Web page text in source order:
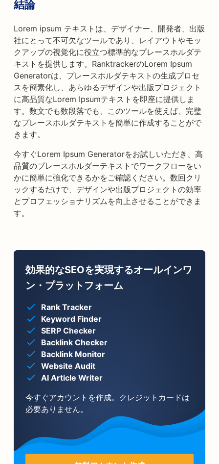
結論
Lorem ipsum テキストは、デザイナー、開発者、出版
社にとって不可欠なツールであり、レイアウトやモッ
クアップの視覚化に役立つ標準的なプレースホルダテ
キストを提供します。RanktrackerのLorem Ipsum
Generatorは、プレースホルダテキストの生成プロセ
スを簡素化し、あらゆるデザインや出版プロジェクト
に高品質なLorem Ipsumテキストを即座に提供しま
す。数文でも数段落でも、このツールを使えば、完璧
なプレースホルダテキストを簡単に作成することがで
きます。
今すぐLorem Ipsum Generatorをお試しいただき、高
品質のプレースホルダーテキストでワークフローをい
かに簡単に強化できるかをご確認ください。数回クリ
ックするだけで、デザインや出版プロジェクトの効率
とプロフェッショナリズムを向上させることができま
す。
効果的なSEOを実現するオールインワ
ン・プラットフォーム
Rank Tracker
Keyword Finder
SERP Checker
Backlink Checker
Backlink Monitor
Website Audit
AI Article Writer
今すぐアカウントを作成。クレジットカードは
必要ありません。